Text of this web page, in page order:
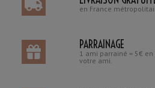
en France
PARRAINAGE
1 ami parrainé = 5€
votre ami.